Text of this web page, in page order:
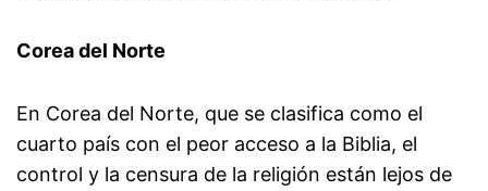
Corea del Norte
En Corea del Norte, que se clasifica como el
cuarto país con el peor acceso a la Biblia, el
control y la censura de la religión están lejos de